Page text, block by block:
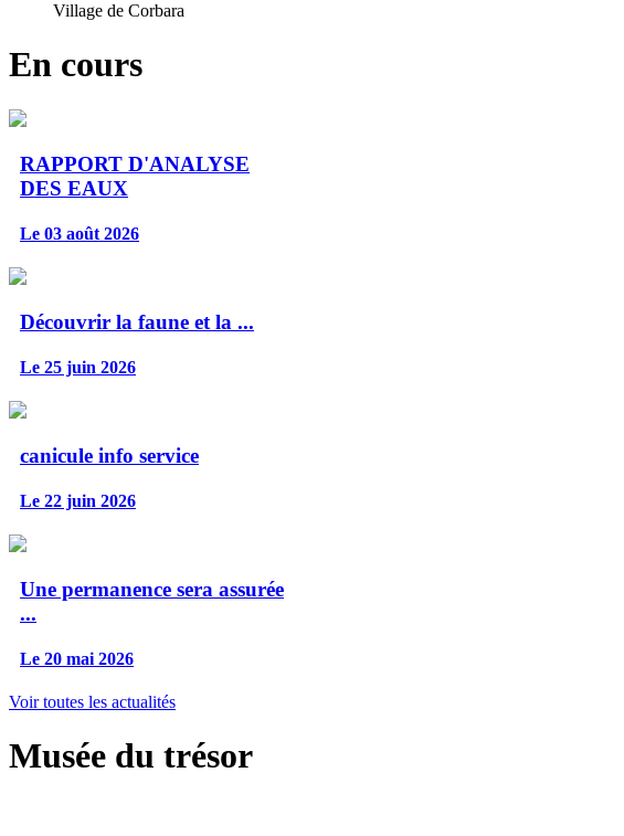
Village de Corbara
En cours
RAPPORT D'ANALYSE
DES EAUX
Le 03 août 2026
Découvrir la faune et la ...
Le 25 juin 2026
canicule info service
Le 22 juin 2026
Une permanence sera assurée
...
Le 20 mai 2026
Voir toutes les actualités
Musée du trésor